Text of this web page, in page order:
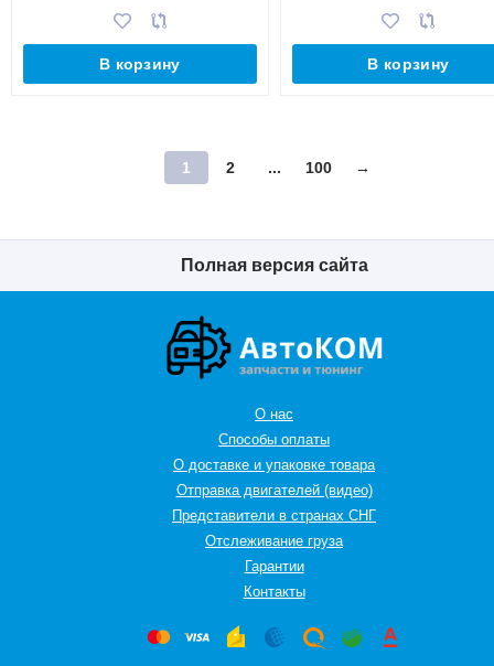
В корзину В корзину
1 2 ... 100 →
Полная версия сайта
О нас
Способы оплаты
О доставке и упаковке товара
Отправка двигателей (видео)
Представители в странах СНГ
Oтслеживание груза
Гарантии
Контакты